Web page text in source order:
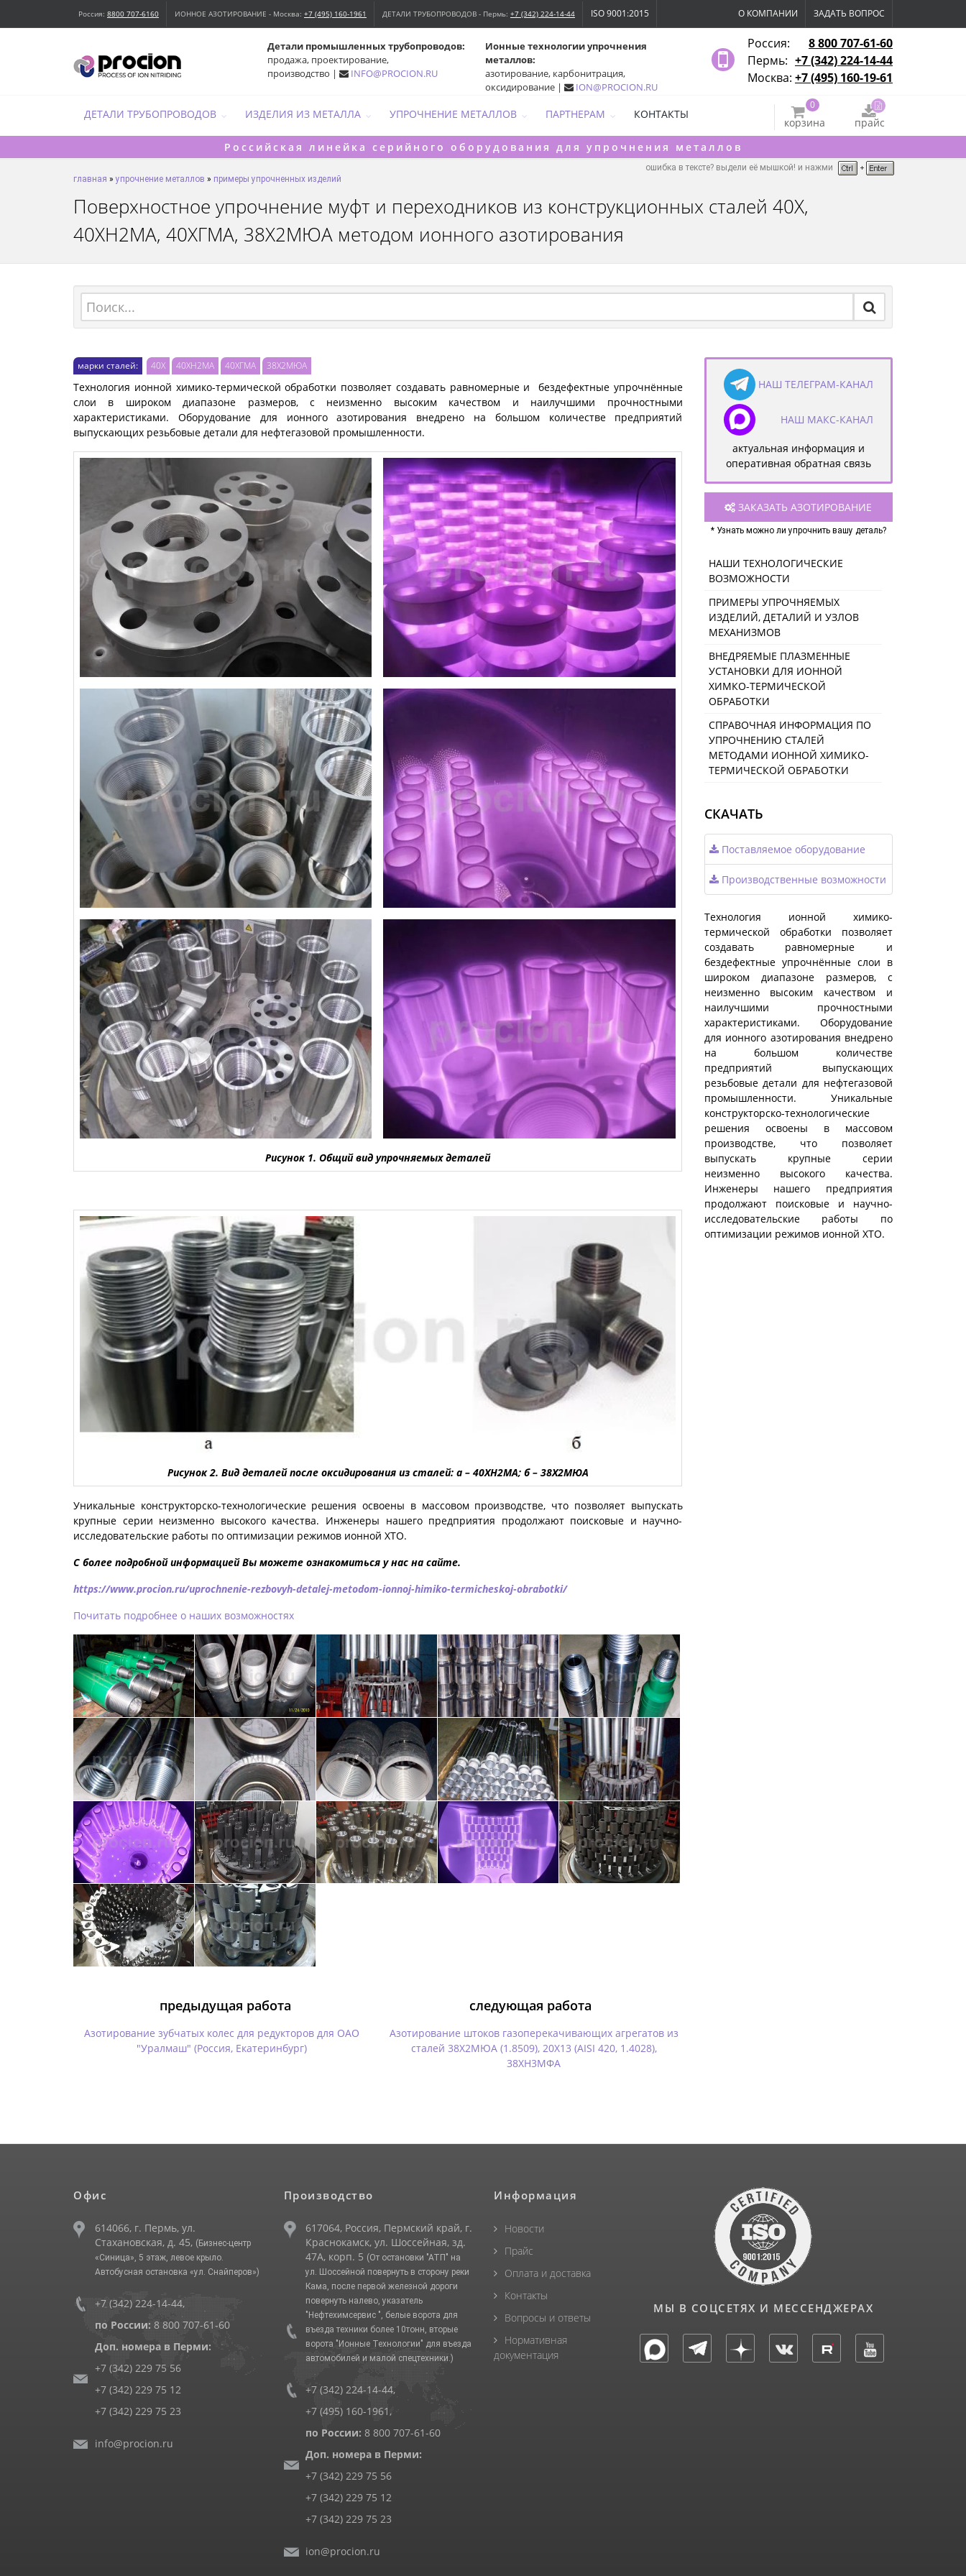
О КОМПАНИИ ЗАДАТЬ ВОПРОС
Россия: 8800 707-6160 ИОННОЕ АЗОТИРОВАНИЕ - Москва: +7 (495) 160-1961 ДЕТАЛИ ТРУБОПРОВОДОВ - Пермь: +7 (342) 224-14-44 ISO 9001:2015
Россия:
8 800 707-61-60
Пермь: +7 (342) 224-14-44
Москва: +7 (495) 160-19-61
Ионные технологии упрочнения
металлов:
азотирование, карбонитрация,
оксидирование |
ION@PROCION.RU
Детали промышленных трубопроводов:
продажа, проектирование,
производство |
INFO@PROCION.RU
ДЕТАЛИ ТРУБОПРОВОДОВ ИЗДЕЛИЯ ИЗ МЕТАЛЛА УПРОЧНЕНИЕ МЕТАЛЛОВ ПАРТНЕРАМ КОНТАКТЫ
0
корзина
прайс
Российская линейка серийного оборудования для упрочнения металлов
ошибка в тексте? выдели её мышкой! и нажми
главная »упрочнение металлов » примеры упрочненных изделий
Поверхностное упрочнение муфт и переходников из конструкционных сталей 40Х,
40ХН2МА, 40ХГМА, 38Х2МЮА методом ионного азотирования
марки сталей: 40Х 40ХН2МА 40ХГМА 38Х2МЮА
Технология ионной химико-термической обработки позволяет создавать равномерные и бездефектные упрочнённые
слои в широком диапазоне размеров, с неизменно высоким качеством и наилучшими прочностными
характеристиками. Оборудование для ионного азотирования внедрено на большом количестве предприятий
выпускающих резьбовые детали для нефтегазовой промышленности.
Рисунок 1. Общий вид упрочняемых деталей
Рисунок 2. Вид деталей после оксидирования из сталей: а – 40ХН2МА; б – 38Х2МЮА
Уникальные конструкторско-технологические решения освоены в массовом производстве, что позволяет выпускать
крупные серии неизменно высокого качества. Инженеры нашего предприятия продолжают поисковые и научно-
исследовательские работы по оптимизации режимов ионной ХТО.
С более подробной информацией Вы можете ознакомиться у нас на сайте.
https://www.procion.ru/uprochnenie-rezbovyh-detalej-metodom-ionnoj-himiko-termicheskoj-obrabotki/
Почитать подробнее о наших возможностях
предыдущая работа
Азотирование зубчатых колес для редукторов для ОАО
"Уралмаш" (Россия, Екатеринбург)
следующая работа
Азотирование штоков газоперекачивающих агрегатов из
сталей 38Х2МЮА (1.8509), 20Х13 (AISI 420, 1.4028),
38ХН3МФА
НАШ ТЕЛЕГРАМ-КАНАЛ
НАШ МАКС-КАНАЛ
актуальная информация и
оперативная обратная связь
ЗАКАЗАТЬ АЗОТИРОВАНИЕ
* Узнать можно ли упрочнить вашу деталь?
НАШИ ТЕХНОЛОГИЧЕСКИЕ
ВОЗМОЖНОСТИ
ПРИМЕРЫ УПРОЧНЯЕМЫХ
ИЗДЕЛИЙ, ДЕТАЛИЙ И УЗЛОВ
МЕХАНИЗМОВ
ВНЕДРЯЕМЫЕ ПЛАЗМЕННЫЕ
УСТАНОВКИ ДЛЯ ИОННОЙ
ХИМКО-ТЕРМИЧЕСКОЙ
ОБРАБОТКИ
СПРАВОЧНАЯ ИНФОРМАЦИЯ ПО
УПРОЧНЕНИЮ СТАЛЕЙ
МЕТОДАМИ ИОННОЙ ХИМИКО-
ТЕРМИЧЕСКОЙ ОБРАБОТКИ
СКАЧАТЬ
Поставляемое оборудование
Производственные возможности
Технология ионной химико-
термической обработки позволяет
создавать равномерные и
бездефектные упрочнённые слои в
широком диапазоне размеров, с
неизменно высоким качеством и
наилучшими прочностными
характеристиками. Оборудование
для ионного азотирования внедрено
на большом количестве
предприятий выпускающих
резьбовые детали для нефтегазовой
промышленности. Уникальные
конструкторско-технологические
решения освоены в массовом
производстве, что позволяет
выпускать крупные серии
неизменно высокого качества.
Инженеры нашего предприятия
продолжают поисковые и научно-
исследовательские работы по
оптимизации режимов ионной ХТО.
Офис
614066, г. Пермь, ул.
Стахановская, д. 45, (Бизнес-центр
«Синица», 5 этаж, левое крыло.
Автобусная остановка «ул. Снайперов»)
+7 (342) 224-14-44,
по России: 8 800 707-61-60
Доп. номера в Перми:
+7 (342) 229 75 56
+7 (342) 229 75 12
+7 (342) 229 75 23
info@procion.ru
Производство
617064, Россия, Пермский край, г.
Краснокамск, ул. Шоссейная, зд.
47А, корп. 5 (От остановки "АТП" на
ул. Шоссейной повернуть в сторону реки
Кама, после первой железной дороги
повернуть налево, указатель
"Нефтехимсервис ", белые ворота для
въезда техники более 10тонн, вторые
ворота "Ионные Технологии" для въезда
автомобилей и малой спецтехники.)
+7 (342) 224-14-44,
+7 (495) 160-1961 ,
по России: 8 800 707-61-60
Доп. номера в Перми:
+7 (342) 229 75 56
+7 (342) 229 75 12
+7 (342) 229 75 23
ion@procion.ru
Информация
Новости
Прайс
Оплата и доставка
Контакты
Вопросы и ответы
Нормативная
документация
МЫ В СОЦСЕТЯХ И МЕССЕНДЖЕРАХ